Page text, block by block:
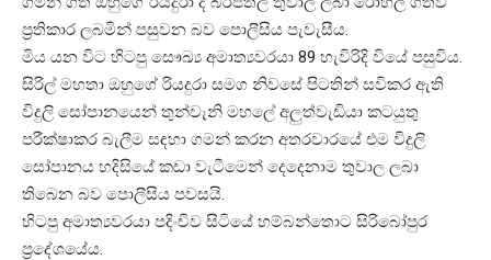
ප්‍රතිකාර ලබමින් පසුවන බව පොලීසිය පැවැසීය.
මිය යන විට හිටපු සෞඛ්‍ය අමාත්‍යවරයා 89 හැවිරිදි වියේ පසුවිය.
සිරිල් මහතා ඔහුගේ රියදුරා සමග නිවසේ පිටතින් සවිකර ඇති
විදුලි සෝපානයෙන් තුන්වැනි මහලේ අලුත්වැඩියා කටයුතු
පරීක්ෂාකර බැලීම සඳහා ගමන් කරන අතරවාරයේ එම විදුලි
සෝපානය හදිසියේ කඩා වැටීමෙන් දෙදෙනාම තුවාල ලබා
තිබෙන බව පොලීසිය පවසයි.
හිටපු අමාත්‍යවරයා පදිංචිව සිටියේ හම්බන්තොට සිරිබෝපුර
ප්‍රදේශයේය.